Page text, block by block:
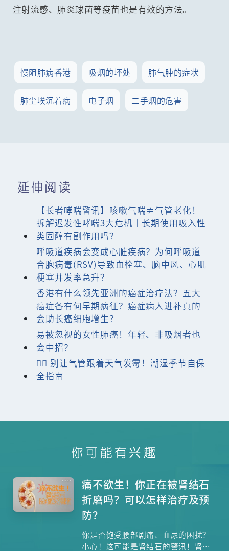
注射流感、肺炎球菌等疫苗也是有效的方法。
慢阻肺病香港 吸烟的坏处 肺气肿的症状
肺尘埃沉着病 电子烟 二手烟的危害
延伸阅读
【长者哮喘警讯】咳嗽气喘≠气管老化！
拆解迟发性哮喘3大危机｜长期使用吸入性
类固醇有副作用吗？
呼吸道疾病会变成心脏疾病？为何呼吸道
合胞病毒(RSV)导致血栓塞、脑中风、心肌
梗塞并发率急升？
香港有什么领先亚洲的癌症治疗法？五大
癌症各有何早期病征？癌症病人进补真的
会助长癌细胞增生？
易被忽视的女性肺癌！年轻、非吸烟者也
会中招？
️ 别让气管跟着天气发霉！潮湿季节自保
全指南
你可能有兴趣
痛不欲生！你正在被肾结石
折磨吗？可以怎样治疗及预
防？
你是否饱受腰部剧痛、血尿的困扰？
小心！这可能是肾结石的警讯！肾结